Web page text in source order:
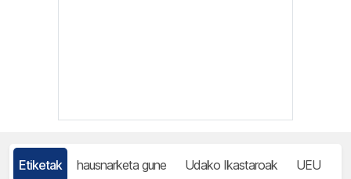
Etiketak hausnarketa gune Udako Ikastaroak UEU